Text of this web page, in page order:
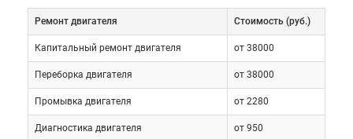
Ремонт двигателя Cтоимость (руб.)
Капитальный ремонт двигателя от 38000
Переборка двигателя от 38000
Промывка двигателя от 2280
Диагностика двигателя от 950